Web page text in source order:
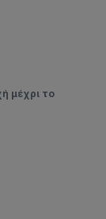
μέχρι το